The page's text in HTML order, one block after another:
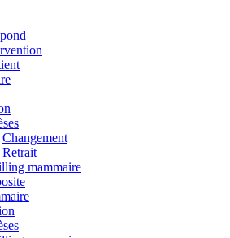
Changement
Retrait
mammaire